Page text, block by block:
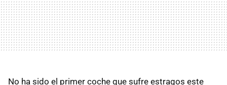
No ha sido el primer coche que sufre estragos este